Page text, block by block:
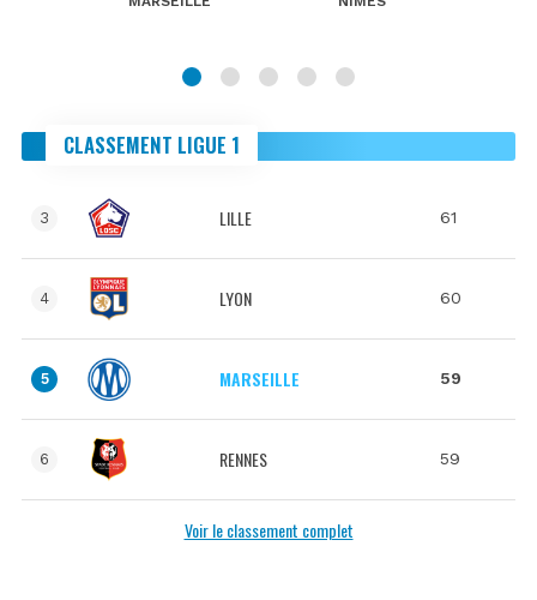
CLASSEMENT LIGUE 1
3 LILLE 61
4 LYON 60
5 MARSEILLE 59
6 RENNES 59
Voir le classement complet